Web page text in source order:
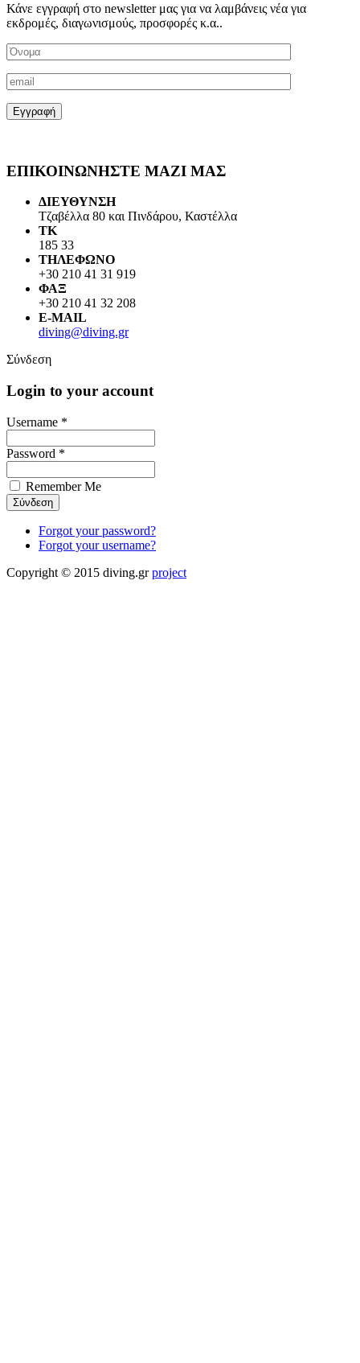
Κάνε εγγραφή στο newsletter μας για να λαμβάνεις νέα για
εκδρομές, διαγωνισμούς, προσφορές κ.α..
ΕΠΙΚΟΙΝΩΝΗΣΤΕ ΜΑΖΙ ΜΑΣ
ΔΙΕΥΘΥΝΣΗ
Τζαβέλλα 80 και Πινδάρου, Καστέλλα
ΤΚ
185 33
ΤΗΛΕΦΩΝΟ
+30 210 41 31 919
ΦΑΞ
+30 210 41 32 208
E-MAIL
diving@diving.gr
Σύνδεση
Login to your account
Username *
Password *
Remember Me
Forgot your password?
Forgot your username?
Copyright © 2015 diving.grproject